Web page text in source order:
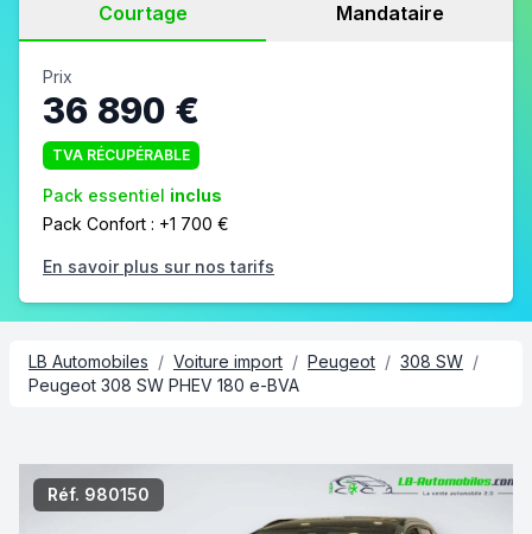
Courtage Mandataire
Prix
36 890 €
TVA RÉCUPÉRABLE
Pack essentiel inclus
Pack Confort : +1 700 €
En savoir plus sur nos tarifs
LB Automobiles / Voiture import / Peugeot / 308 SW /
Peugeot 308 SW PHEV 180 e-BVA
Réf. 980150